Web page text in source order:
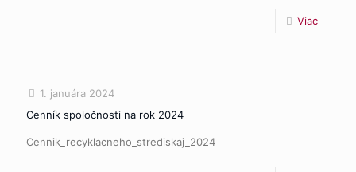
Viac
1. januára 2024
Cenník spoločnosti na rok 2024
Cennik_recyklacneho_strediskaj_2024